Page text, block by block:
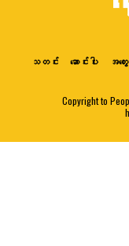
သတင်း ဆောင်းပါး အတွ
Copyright to